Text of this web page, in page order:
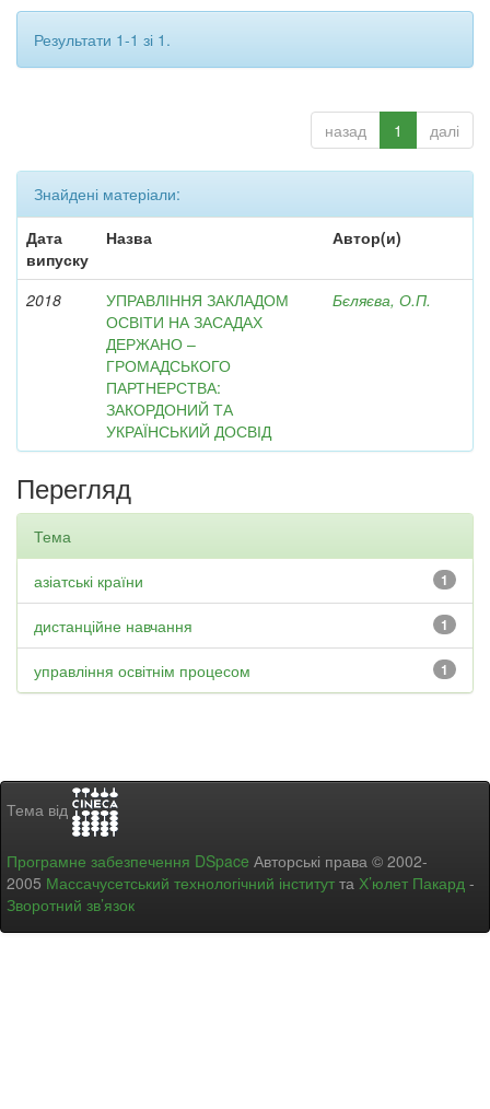
Результати 1-1 зі 1.
назад 1 далі
Знайдені матеріали:
Дата
випуску
Назва Автор(и)
2018
УПРАВЛІННЯ ЗАКЛАДОМ
ОСВІТИ НА ЗАСАДАХ
ДЕРЖАНО –
ГРОМАДСЬКОГО
ПАРТНЕРСТВА:
ЗАКОРДОНИЙ ТА
УКРАЇНСЬКИЙ ДОСВІД
Бєляєва, О.П.
Перегляд
Тема
1
азіатські країни
1
дистанційне навчання
1
управління освітнім процесом
Тема від
Програмне забезпечення DSpace Авторські права © 2002-
2005 Массачусетський технологічний інститут та Х’юлет Пакард -
Зворотний зв’язок